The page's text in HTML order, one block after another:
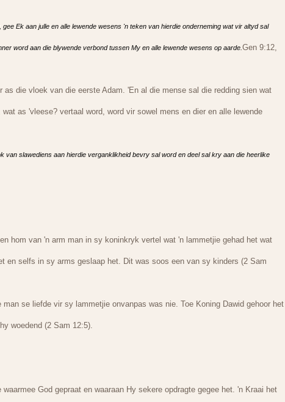
gee Ek aan julle en alle lewende wesens 'n teken van hierdie onderneming wat vir altyd sal
word aan die blywende verbond tussen My en alle lewende wesens op aarde. Gen 9:12,
as die vloek van die eerste Adam. 'En al die mense sal die redding sien wat
as 'vleese? vertaal word, word vir sowel mens en dier en alle lewende
van slawediens aan hierdie verganklikheid bevry sal word en deel sal kry aan die heerlike
hom van 'n arm man in sy koninkryk vertel wat 'n lammetjie gehad het wat
en selfs in sy arms geslaap het. Dit was soos een van sy kinders (2 Sam
man se liefde vir sy lammetjie onvanpas was nie. Toe Koning Dawid gehoor het
woedend (2 Sam 12:5).
God gepraat en waaraan Hy sekere opdragte gegee het. 'n Kraai het